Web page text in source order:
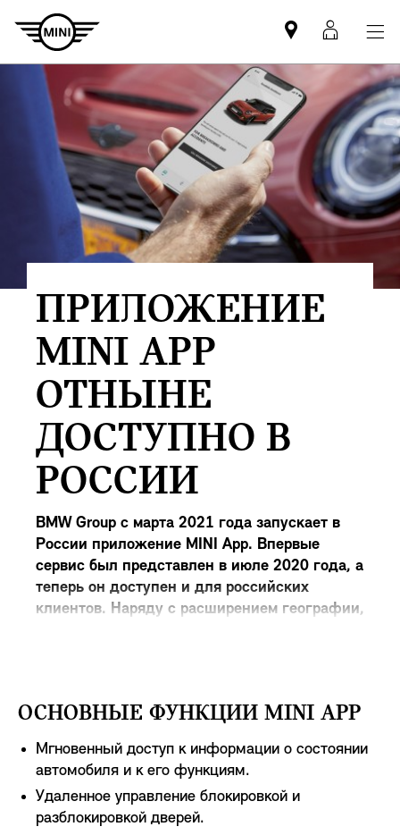
Mini
dealer
partner
MyMini
login
ПРИЛОЖЕНИЕ
MINI APP
ОТНЫНЕ
ДОСТУПНО В
РОССИИ
BMW Group с марта 2021 года запускает в
России приложение MINI App. Впервые
сервис был представлен в июле 2020 года, а
теперь он доступен и для российских
клиентов. Наряду с расширением географии,
ОСНОВНЫЕ ФУНКЦИИ MINI APP
Мгновенный доступ к информации о состоянии
автомобиля и к его функциям.
Удаленное управление блокировкой и
разблокировкой дверей.